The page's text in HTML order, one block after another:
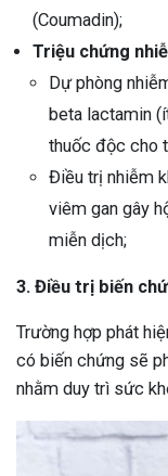
(Coumadin);
Triệu chứng
Dự phòng
beta lactamin
thuốc độc cho
Điều trị nhiễm
viêm gan gây
miễn dịch;
3. Điều trị biến
Trường hợp phát
có biến chứng sẽ
nhằm duy trì sức